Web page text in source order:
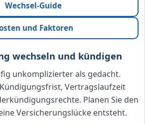
Wechsel-Guide
und Faktoren
wechseln und kündigen
unkomplizierter als gedacht.
Vertragslaufzeit
Planen Sie den
Versicherungslücke entsteht.